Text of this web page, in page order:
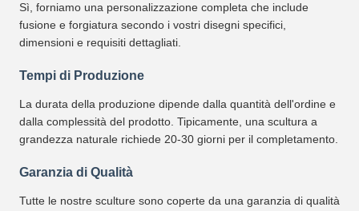
Sì, forniamo una personalizzazione completa che include
fusione e forgiatura secondo i vostri disegni specifici,
dimensioni e requisiti dettagliati.
Tempi di Produzione
La durata della produzione dipende dalla quantità dell'ordine e
dalla complessità del prodotto. Tipicamente, una scultura a
grandezza naturale richiede 20-30 giorni per il completamento.
Garanzia di Qualità
Tutte le nostre sculture sono coperte da una garanzia di qualità